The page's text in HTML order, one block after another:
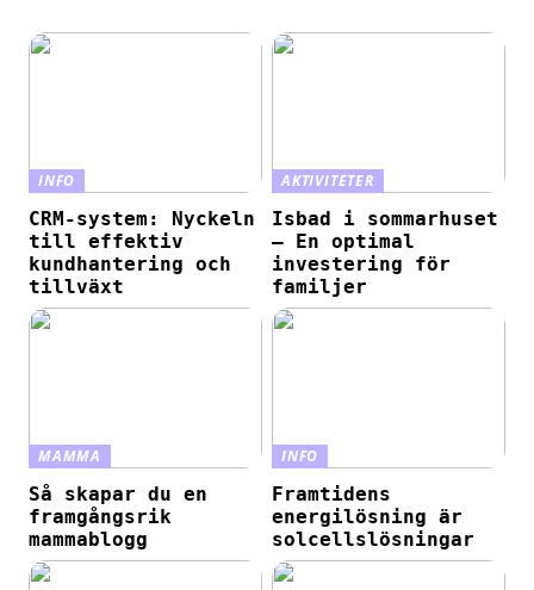
INFO
CRM-system: Nyckeln
till effektiv
kundhantering och
tillväxt
AKTIVITETER
Isbad i sommarhuset
– En optimal
investering för
familjer
MAMMA
Så skapar du en
framgångsrik
mammablogg
INFO
Framtidens
energilösning är
solcellslösningar